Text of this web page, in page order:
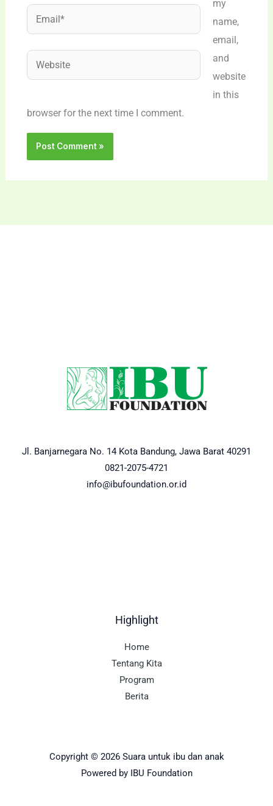
Website
my
name,
email,
and
website
in this
browser for the next time I comment.
Jl. Banjarnegara No. 14 Kota Bandung, Jawa Barat 40291
0821-2075-4721
info@ibufoundation.or.id
Highlight
Home
Tentang Kita
Program
Berita
Copyright © 2026 Suara untuk ibu dan anak
Powered by IBU Foundation